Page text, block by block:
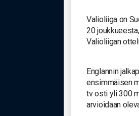
Valioliiga on
20
Valioliigan
Englannin
ensimmäisen
tv osti yli 300
arvioidaan